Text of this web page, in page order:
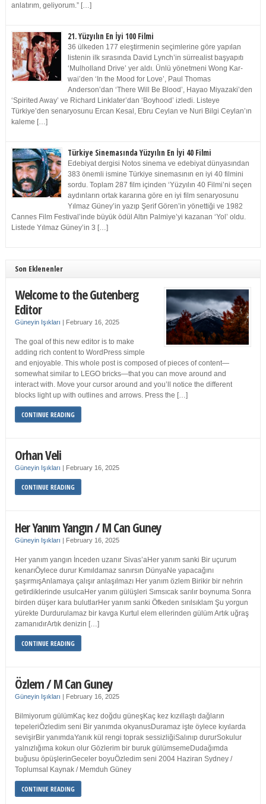
anlatırım, geliyorum.” […]
21. Yüzyılın En İyi 100 Filmi
36 ülkeden 177 eleştirmenin seçimlerine göre yapılan
listenin ilk sırasında David Lynch’in sürrealist başyapıtı
‘Mulholland Drive’ yer aldı. Ünlü yönetmeni Wong Kar-
wai’den ‘In the Mood for Love’, Paul Thomas
Anderson’dan ‘There Will Be Blood’, Hayao Miyazaki’den
‘Spirited Away’ ve Richard Linklater’dan ‘Boyhood’ izledi. Listeye
Türkiye’den senaryosunu Ercan Kesal, Ebru Ceylan ve Nuri Bilgi Ceylan’ın
kaleme […]
Türkiye Sinemasında Yüzyılın En İyi 40 Filmi
Edebiyat dergisi Notos sinema ve edebiyat dünyasından
383 önemli ismine Türkiye sinemasının en iyi 40 filmini
sordu. Toplam 287 film içinden ‘Yüzyılın 40 Filmi’ni seçen
aydınların ortak kararına göre en iyi film senaryosunu
Yılmaz Güney’in yazıp Şerif Gören’in yönettiği ve 1982
Cannes Film Festival’inde büyük ödül Altın Palmiye’yi kazanan ‘Yol’ oldu.
Listede Yılmaz Güney’in 3 […]
Son Eklenenler
Welcome to the Gutenberg
Editor
Güneyin Işıkları | February 16, 2025
The goal of this new editor is to make
adding rich content to WordPress simple
and enjoyable. This whole post is composed of pieces of content—
somewhat similar to LEGO bricks—that you can move around and
interact with. Move your cursor around and you’ll notice the different
blocks light up with outlines and arrows. Press the […]
CONTINUE READING
Orhan Veli
Güneyin Işıkları | February 16, 2025
CONTINUE READING
Her Yanım Yangın / M Can Guney
Güneyin Işıkları | February 16, 2025
Her yanım yangın İnceden uzanır Sivas’aHer yanım sanki Bir uçurum
kenarıÖylece durur Kımıldamaz sanırsın DünyaNe yapacağını
şaşırmışAnlamaya çalışır anlaşılmazı Her yanım özlem Birikir bir nehrin
getirdiklerinde usulcaHer yanım gülüşleri Sımsıcak sarılır boynuma Sonra
birden düşer kara bulutlarHer yanım sanki Öfkeden sırılsıklam Şu yorgun
yürekte Durdurulamaz bir kavga Kurtul elem ellerinden gülüm Artık uğraş
zamanıdırArtık denizin […]
CONTINUE READING
Özlem / M Can Guney
Güneyin Işıkları | February 16, 2025
Bilmiyorum gülümKaç kez doğdu güneşKaç kez kızıllaştı dağların
tepeleriÖzledim seni Bir yanımda okyanusDuramaz işte öylece kıyılarda
sevişirBir yanımdaYanık kül rengi toprak sessizliğiSalınıp dururSokulur
yalnızlığıma kokun olur Gözlerim bir buruk gülümsemeDudağımda
buğusu öpüşlerinGeceler boyuÖzledim seni 2004 Haziran Sydney /
Toplumsal Kaynak / Memduh Güney
CONTINUE READING